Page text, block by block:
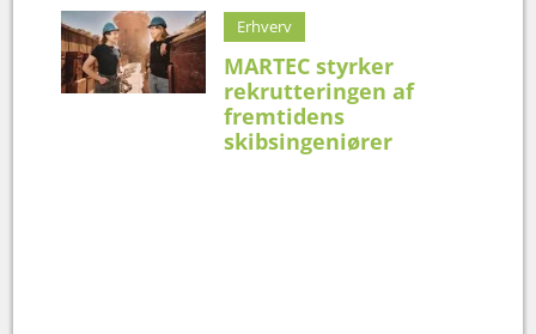
Erhverv
MARTEC styrker
rekrutteringen af
fremtidens
skibsingeniører